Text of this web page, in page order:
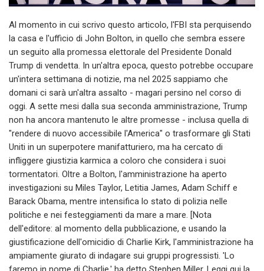
Al momento in cui scrivo questo articolo, l'FBI sta perquisendo
la casa e l'ufficio di John Bolton, in quello che sembra essere
un seguito alla promessa elettorale del Presidente Donald
Trump di vendetta. In un'altra epoca, questo potrebbe occupare
un'intera settimana di notizie, ma nel 2025 sappiamo che
domani ci sarà un'altra assalto - magari persino nel corso di
oggi. A sette mesi dalla sua seconda amministrazione, Trump
non ha ancora mantenuto le altre promesse - inclusa quella di
"rendere di nuovo accessibile l'America" o trasformare gli Stati
Uniti in un superpotere manifatturiero, ma ha cercato di
infliggere giustizia karmica a coloro che considera i suoi
tormentatori. Oltre a Bolton, l'amministrazione ha aperto
investigazioni su Miles Taylor, Letitia James, Adam Schiff e
Barack Obama, mentre intensifica lo stato di polizia nelle
politiche e nei festeggiamenti da mare a mare. [Nota
dell'editore: al momento della pubblicazione, e usando la
giustificazione dell'omicidio di Charlie Kirk, l'amministrazione ha
ampiamente giurato di indagare sui gruppi progressisti. 'Lo